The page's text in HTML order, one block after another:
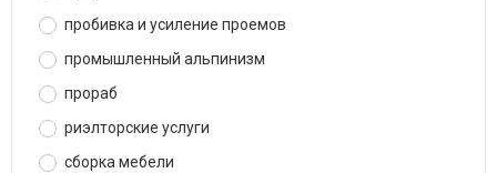
пробивка и усиление проемов
промышленный альпинизм
прораб
риэлторские услуги
сборка мебели